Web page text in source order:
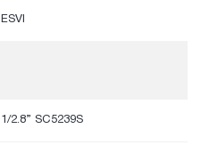
ESVI
1/2.8” SC5239S